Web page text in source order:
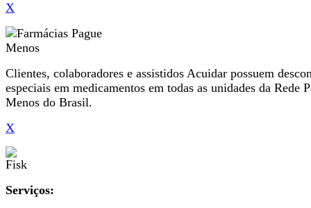
X
Clientes, colaboradores e assistidos Acuidar possuem
especiais em medicamentos em todas as unidades da Rede
Menos do Brasil.
X
Serviços: